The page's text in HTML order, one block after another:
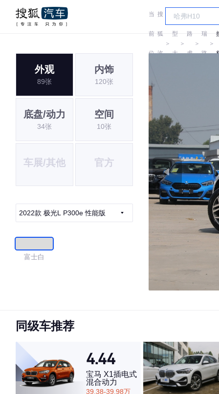
当
前
位
搜
狐
汽
＞
车
型
大
＞
路
虎
＞
瑞
路
＞
外观
89张
内饰
120张
底盘/动力
34张
空间
10张
车展/其他 官方
2022款 极光L P300e 性能版
富士白
同级车推荐
4.44
宝马 X1插电式
混合动力
39.38-39.98万